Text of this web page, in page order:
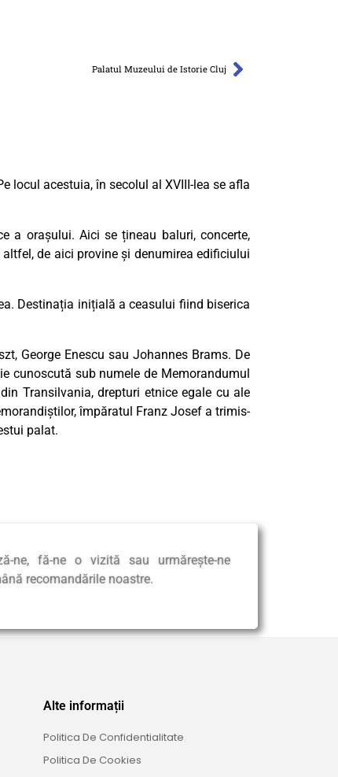
Palatul Muzeului de Istorie Cluj
locul acestuia, în secolul al XVIII-lea se afla
a orașului. Aici se țineau baluri, concerte,
de aici provine și denumirea edificiului
Destinația inițială a ceasului fiind biserica
George Enescu sau Johannes Brams. De
cunoscută sub numele de Memorandumul
Transilvania, drepturi etnice egale cu ale
împăratul Franz Josef a trimis-
palat.
ne, fă-ne o vizită sau urmărește-ne
recomandările noastre.
Alte informații
Politica De Confidentialitate
Politica De Cookies